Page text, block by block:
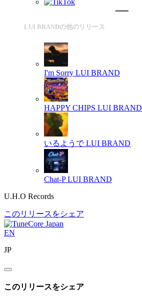
LUI BRANDの他のリリース
I'm Sorry LUI BRAND
HAPPY CHIPS LUI BRAND
いるようで LUI BRAND
Chat-P LUI BRAND
U.H.O Records
このリリースをシェア
EN
JP
このリリースをシェア